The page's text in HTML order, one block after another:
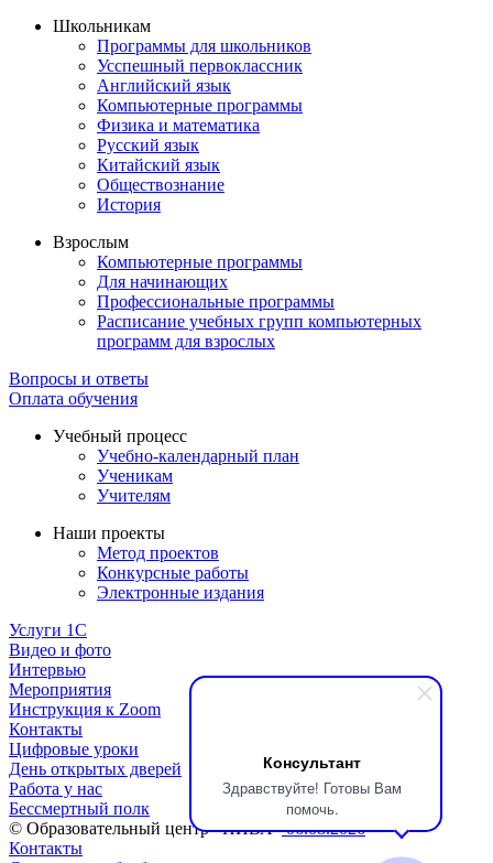
Консультант
Здравствуйте! Готовы Вам
помочь.
Школьникам
Программы для школьников
Усспешный первоклассник
Английский язык
Компьютерные программы
Физика и математика
Русский язык
Китайский язык
Обществознание
История
Взрослым
Компьютерные программы
Для начинающих
Профессиональные программы
Расписание учебных групп компьютерных
программ для взрослых
Вопросы и ответы
Оплата обучения
Учебный процесс
Учебно-календарный план
Ученикам
Учителям
Наши проекты
Метод проектов
Конкурсные работы
Электронные издания
Услуги 1C
Видео и фото
Интервью
Мероприятия
Инструкция к Zoom
Контакты
Цифровые уроки
День открытых дверей
Работа у нас
Бессмертный полк
© Образовательный центр «НИВА»06.08.2026
Контакты